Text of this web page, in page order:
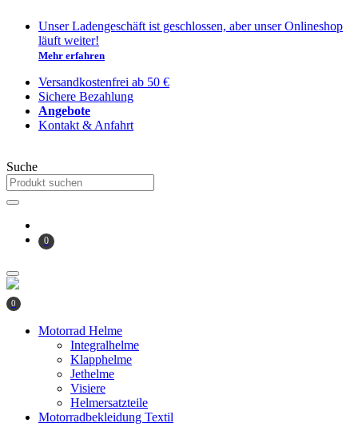
Inhalt
springen
Unser Ladengeschäft ist geschlossen, aber unser Onlineshop
läuft weiter!
Mehr erfahren
Versandkostenfrei ab 50 €
Sichere Bezahlung
Angebote
Kontakt & Anfahrt
Suche
0
0
Motorrad Helme
Integralhelme
Klapphelme
Jethelme
Visiere
Helmersatzteile
Motorradbekleidung Textil